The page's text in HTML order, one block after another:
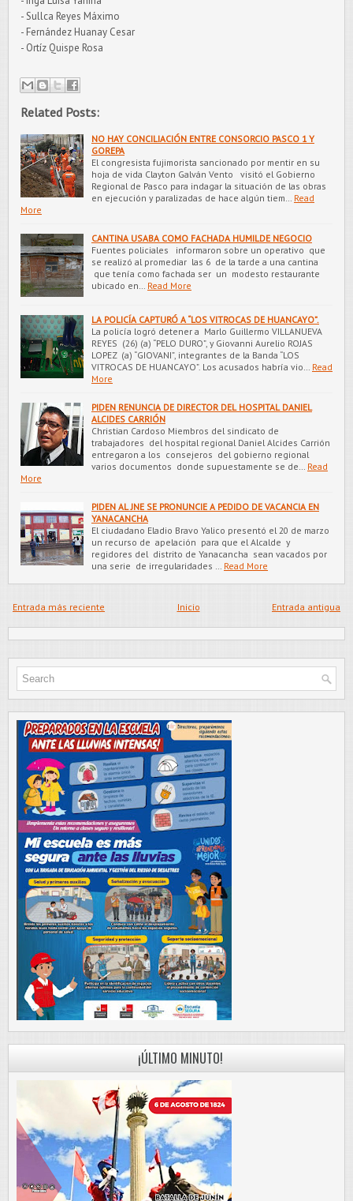
- Sullca Reyes Máximo
- Fernández Huanay Cesar
- Ortíz Quispe Rosa
Related Posts:
NO HAY CONCILIACIÓN ENTRE CONSORCIO PASCO 1 Y
GOREPA
El congresista fujimorista sancionado por mentir en su
hoja de vida Clayton Galván Vento visitó el Gobierno
Regional de Pasco para indagar la situación de las obras
en ejecución y paralizadas de hace algún tiem…
Read
More
CANTINA USABA COMO FACHADA HUMILDE NEGOCIO
Fuentes policiales informaron sobre un operativo que
se realizó al promediar las 6 de la tarde a una cantina
que tenía como fachada ser un modesto restaurante
ubicado en…
Read More
LA POLICÍA CAPTURÓ A “LOS VITROCAS DE HUANCAYO”.
La policía logró detener a Marlo Guillermo VILLANUEVA
REYES (26) (a) “PELO DURO”, y Giovanni Aurelio ROJAS
LOPEZ (a) “GIOVANI”, integrantes de la Banda “LOS
VITROCAS DE HUANCAYO”. Los acusados habría vio…
Read
More
PIDEN RENUNCIA DE DIRECTOR DEL HOSPITAL DANIEL
ALCIDES CARRIÓN
Christian Cardoso Miembros del sindicato de
trabajadores del hospital regional Daniel Alcides Carrión
entregaron a los consejeros del gobierno regional
varios documentos donde supuestamente se de…
Read
More
PIDEN AL JNE SE PRONUNCIE A PEDIDO DE VACANCIA EN
YANACANCHA
El ciudadano Eladio Bravo Yalico presentó el 20 de marzo
un recurso de apelación para que el Alcalde y
regidores del distrito de Yanacancha sean vacados por
una serie de irregularidades …
Read More
Entrada más reciente Entrada antigua
Inicio
¡ÚLTIMO MINUTO!